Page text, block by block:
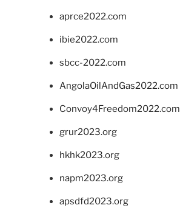
aprce2022.com
ibie2022.com
sbcc-2022.com
AngolaOilAndGas2022.com
Convoy4Freedom2022.com
grur2023.org
hkhk2023.org
napm2023.org
apsdfd2023.org